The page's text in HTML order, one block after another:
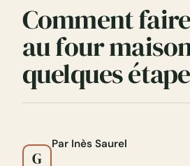
Comment
au four
quelques
G
Par Inès Saurel